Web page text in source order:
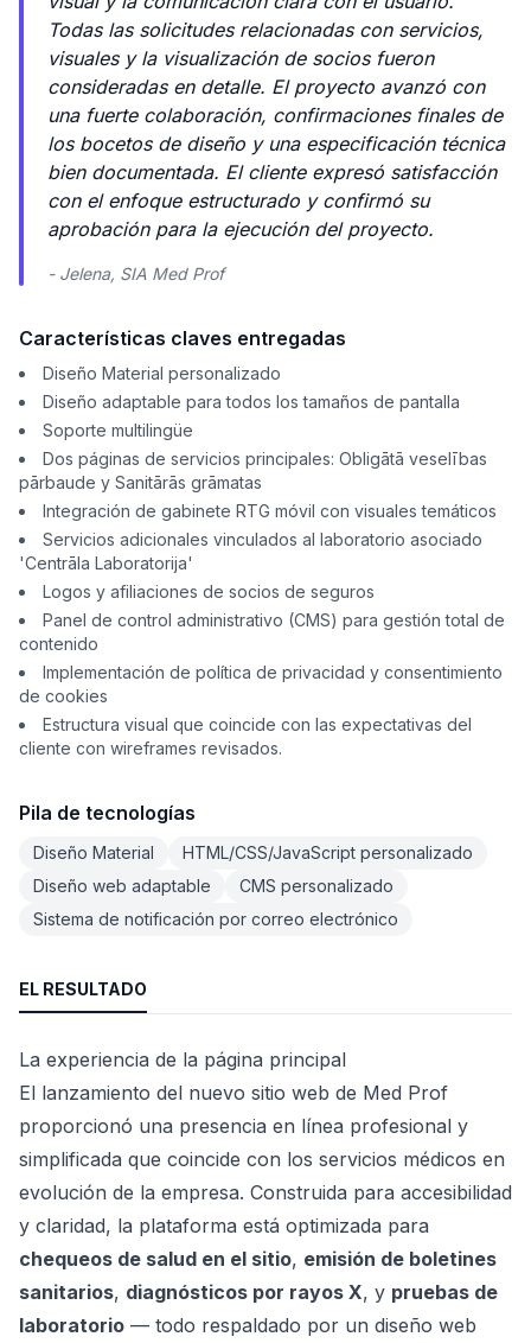
Todas las solicitudes relacionadas con servicios,
visuales y la visualización de socios fueron
consideradas en detalle. El proyecto avanzó con
una fuerte colaboración, confirmaciones finales de
los bocetos de diseño y una especificación técnica
bien documentada. El cliente expresó satisfacción
con el enfoque estructurado y confirmó su
aprobación para la ejecución del proyecto.
- Jelena, SIA Med Prof
Características claves entregadas
Diseño Material personalizado
Diseño adaptable para todos los tamaños de pantalla
Soporte multilingüe
Dos páginas de servicios principales: Obligātā veselības
pārbaude y Sanitārās grāmatas
Integración de gabinete RTG móvil con visuales temáticos
Servicios adicionales vinculados al laboratorio asociado
'Centrāla Laboratorija'
Logos y afiliaciones de socios de seguros
Panel de control administrativo (CMS) para gestión total de
contenido
Implementación de política de privacidad y consentimiento
de cookies
Estructura visual que coincide con las expectativas del
cliente con wireframes revisados.
Pila de tecnologías
Diseño Material
HTML/CSS/JavaScript personalizado
Diseño web adaptable
CMS personalizado
Sistema de notificación por correo electrónico
EL RESULTADO
La experiencia de la página principal
El lanzamiento del nuevo sitio web de Med Prof
proporcionó una presencia en línea profesional y
simplificada que coincide con los servicios médicos en
evolución de la empresa. Construida para accesibilidad
y claridad, la plataforma está optimizada para
chequeos de salud en el sitio, emisión de boletines
sanitarios, diagnósticos por rayos X, y pruebas de
laboratorio — todo respaldado por un diseño web